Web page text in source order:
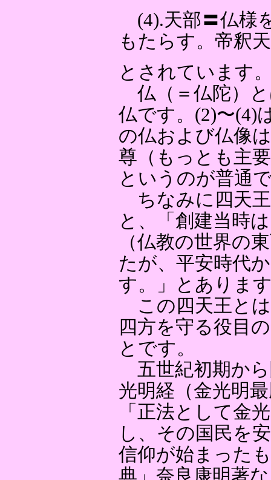
(4).天部〓仏様
もたらす。帝釈
とされています
仏（＝仏陀）
仏です。(2)〜(4)
の仏および仏像
尊（もっとも主
というのが普通
ちなみに四天
と、「創建当時
（仏教の世界の
たが、平安時代
す。」とありま
この四天王と
四方を守る役目
とです。
五世紀初期か
光明経（金光明
「正法として金
し、その国民を
信仰が始まった
典」奈良康明著